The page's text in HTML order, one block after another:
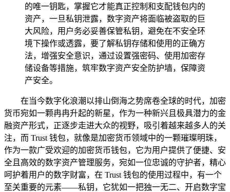
的唯一钥匙，掌握它才能真正控制和支配钱包内的
资产，一旦私钥泄露，数字资产将面临被盗取的巨
大风险，用户务必妥善保管私钥，避免在不安全环
境下操作或透露，要了解私钥存储和使用的正确方
法，增强安全意识，通过设置强密码、使用加密存
储设备等措施，筑牢数字资产安全防护墙，保障资
产安全。
在当今数字化浪潮以排山倒海之势席卷全球的时代，加密
货币宛如一颗冉冉升起的新星，作为一种新兴且极具潜力的金
融资产形式，正逐步走进大众的视野，吸引着越来越多人的关
注，而 Trust 钱包，就像是加密货币领域中的一颗璀璨明珠，
作为一款广受欢迎的加密货币钱包，它为用户提供了便捷、安
全且高效的数字资产管理服务，宛如一位忠诚的守护者，精心
呵护着用户的数字财富，在 Trust 钱包的使用过程中，有一个
至关重要的元素——私钥，它犹如一把独一无二、开启数字宝